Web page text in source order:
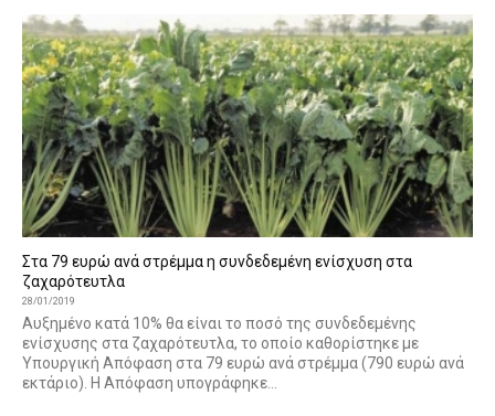
Στα 79 ευρώ ανά στρέμμα η συνδεδεμένη ενίσχυση στα
ζαχαρότευτλα
28/01/2019
Αυξημένο κατά 10% θα είναι το ποσό της συνδεδεμένης
ενίσχυσης στα ζαχαρότευτλα, το οποίο καθορίστηκε με
Υπουργική Απόφαση στα 79 ευρώ ανά στρέμμα (790 ευρώ ανά
εκτάριο). Η Απόφαση υπογράφηκε...